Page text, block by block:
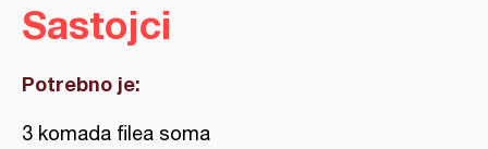
Sastojci
Potrebno je:
3 komada filea soma